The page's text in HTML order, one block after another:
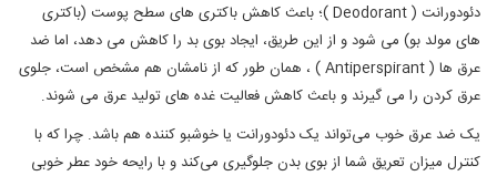
دئودورانت ( Deodorant )؛ باعث کاهش باکتری های سطح پوست (باکتری
های مولد بو) می شود و از این طریق، ایجاد بوی بد را کاهش می دهد، اما ضد
عرق ها ( Antiperspirant ) ، همان طور که از نامشان هم مشخص است، جلوی
عرق کردن را می گیرند و باعث کاهش فعالیت غده های تولید عرق می شوند.
یک ضد عرق خوب می‌تواند یک دئودورانت یا خوشبو کننده هم باشد. چرا که با
کنترل میزان تعریق شما از بوی بدن جلوگیری می‌کند و با رایحه خود عطر خوبی